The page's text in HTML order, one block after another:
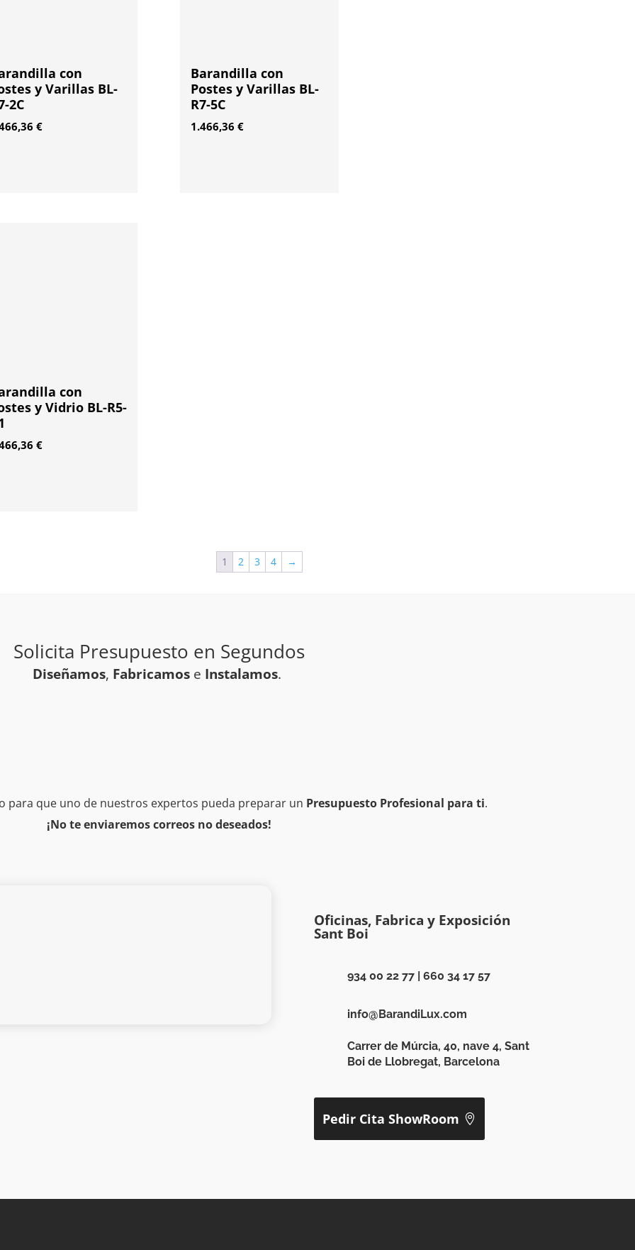
con
y Varillas BL-
2C
€
Barandilla con
Postes y Varillas BL-
R7-5C
1.466,36 €
con
y Vidrio BL-R5-
€
1 2 3 4 →
Solicita Presupuesto en Segundos
Diseñamos, Fabricamos e Instalamos.
para que uno de nuestros expertos pueda preparar un Presupuesto Profesional para ti.
¡No te enviaremos correos no deseados!
Oficinas, Fabrica y Exposición
Sant Boi
934 00 22 77 |660 34 17 57
info@BarandiLux.com
Carrer de Múrcia, 40, nave 4, Sant
Boi de Llobregat, Barcelona
Pedir Cita ShowRoom